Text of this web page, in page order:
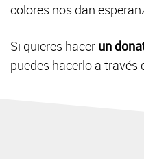
colores nos dan
Si quieres hacer un
puedes hacerlo a través